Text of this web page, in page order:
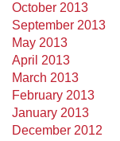
October 2013
September 2013
May 2013
April 2013
March 2013
February 2013
January 2013
December 2012